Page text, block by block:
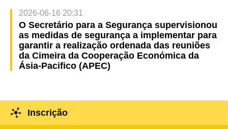
2026-06-16 20:31
O Secretário para a Segurança supervisionou
as medidas de segurança a implementar para
garantir a realização ordenada das reuniões
da Cimeira da Cooperação Económica da
Ásia-Pacifico (APEC)
Inscrição